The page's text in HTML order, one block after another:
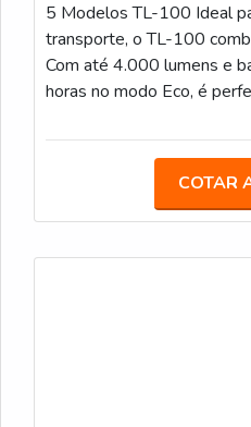
5 Modelos TL-100 Ideal para uso rápido e fácil
transporte, o TL-100
Com até 4.000 lumens e
horas no modo Eco, é
de até 12.000 lumens e
ajusta a várias alturas (de
segundos, ideal para
iluminação uniforme. Com
duração de bateria de até
Eco, o TL-300 é robusto
COTAR